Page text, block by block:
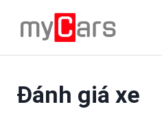
content
Đánh giá xe